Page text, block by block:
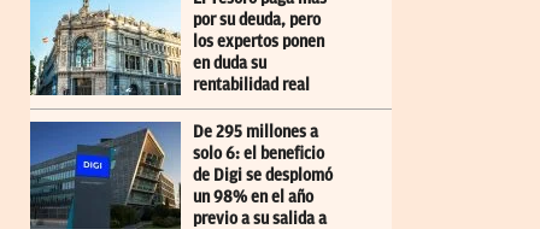
por su deuda, pero
los expertos ponen
en duda su
rentabilidad real
De 295 millones a
solo 6: el beneficio
de Digi se desplomó
un 98% en el año
previo a su salida a